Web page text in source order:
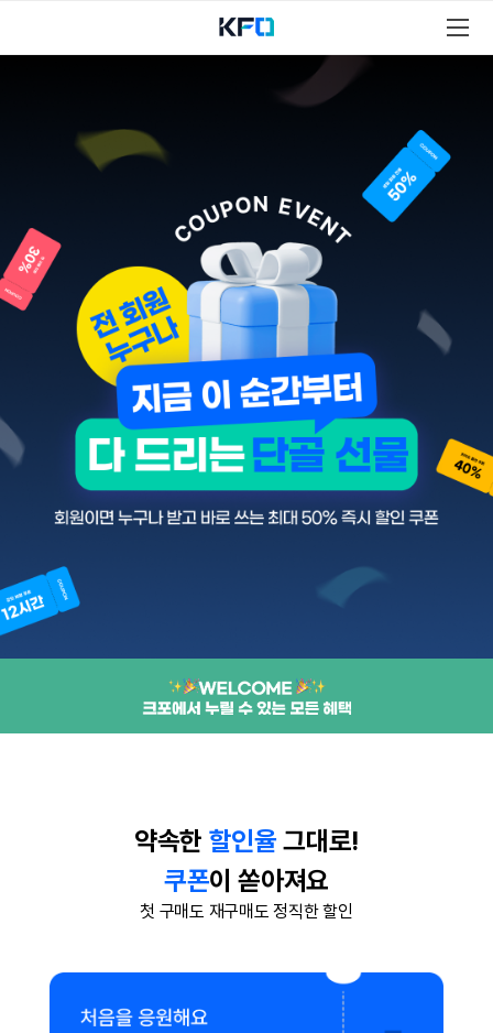
약속한 할인율그대로!
쿠폰이 쏟아져요
첫 구매도 재구매도 정직한 할인